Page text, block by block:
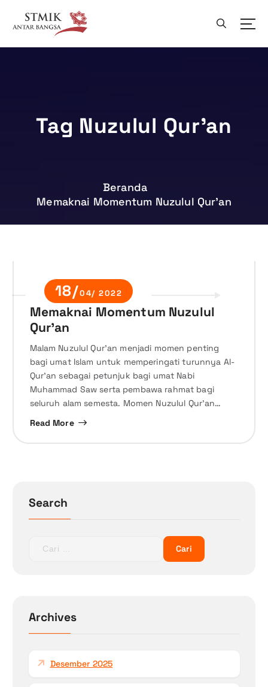
a
Tag Nuzulul Qur’an
Beranda
Memaknai Momentum Nuzulul Qur’an
18/04/ 2022
Memaknai Momentum Nuzulul
Qur’an
Malam Nuzulul Qur’an menjadi momen penting
bagi umat Islam untuk memperingati turunnya Al-
Qur’an sebagai petunjuk bagi umat Nabi
Muhammad Saw serta pembawa rahmat bagi
seluruh alam semesta. Momen Nuzulul Qur’an…
Read More
Search
n
tArchives
Desember 2025